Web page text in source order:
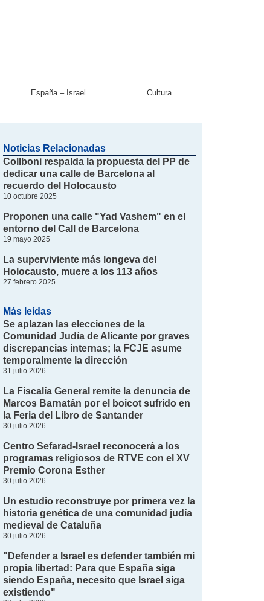
España – Israel Cultura
Noticias Relacionadas
Collboni respalda la propuesta del PP de
dedicar una calle de Barcelona al
recuerdo del Holocausto
10 octubre 2025
Proponen una calle "Yad Vashem" en el
entorno del Call de Barcelona
19 mayo 2025
La superviviente más longeva del
Holocausto, muere a los 113 años
27 febrero 2025
Más leídas
Se aplazan las elecciones de la
Comunidad Judía de Alicante por graves
discrepancias internas; la FCJE asume
temporalmente la dirección
31 julio 2026
La Fiscalía General remite la denuncia de
Marcos Barnatán por el boicot sufrido en
la Feria del Libro de Santander
30 julio 2026
Centro Sefarad-Israel reconocerá a los
programas religiosos de RTVE con el XV
Premio Corona Esther
30 julio 2026
Un estudio reconstruye por primera vez la
historia genética de una comunidad judía
medieval de Cataluña
30 julio 2026
"Defender a Israel es defender también mi
propia libertad: Para que España siga
siendo España, necesito que Israel siga
existiendo"